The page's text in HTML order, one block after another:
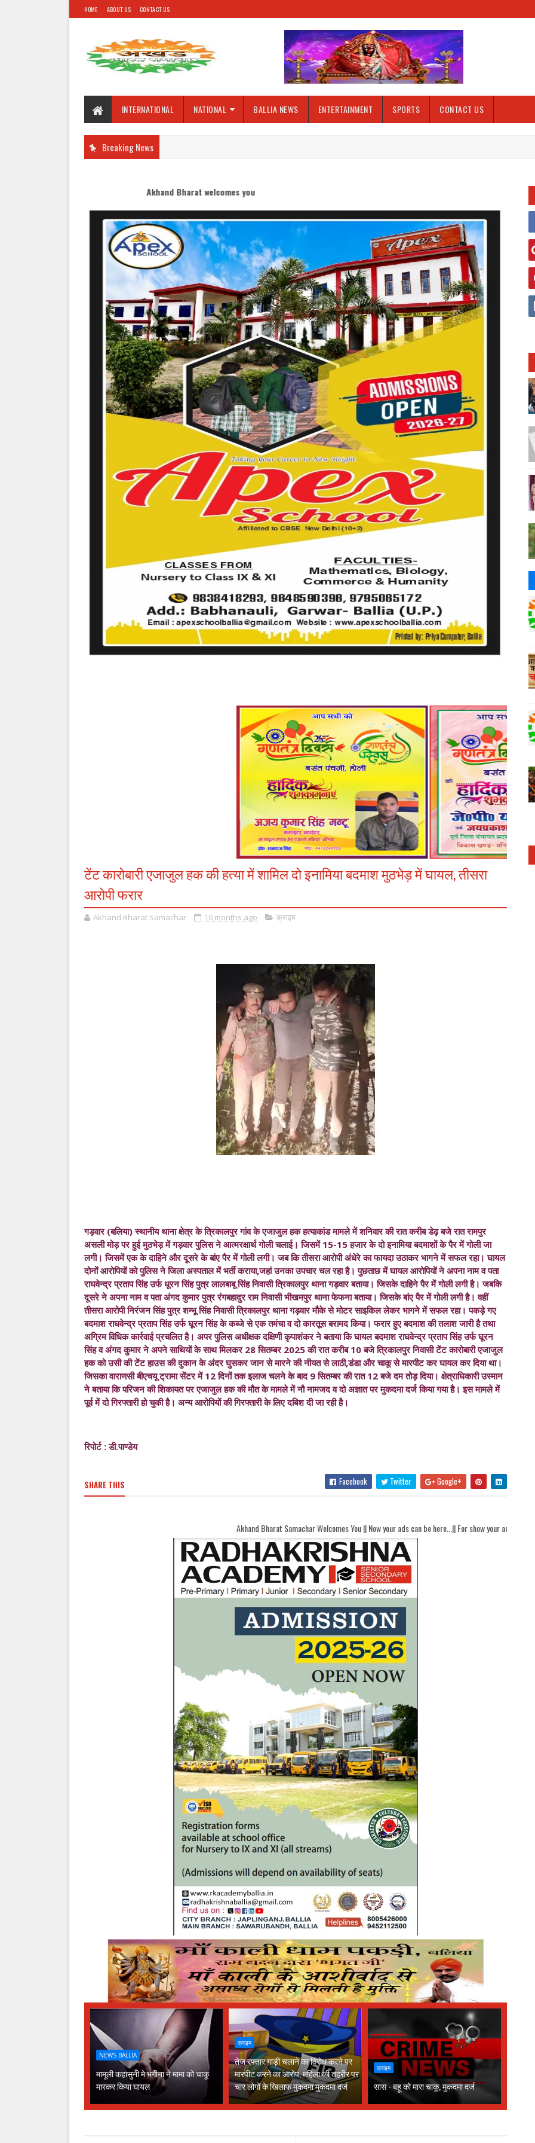
HOME ABOUT US CONTACT US
INTERNATIONAL NATIONAL BALLIA NEWS ENTERTAINMENT SPORTS CONTACT US
Breaking News
Akhand Bharat welcomes you
टेंट कारोबारी एजाजुल हक की हत्या में शामिल दो इनामिया बदमाश मुठभेड़ में घायल, तीसरा
आरोपी फरार
Akhand Bharat Samachar 10 months ago क्राइम
गड़वार (बलिया) स्थानीय थाना क्षेत्र के त्रिकालपुर गांव के एजाजुल हक हत्याकांड मामले में शनिवार की रात करीब डेढ़ बजे रात रामपुर
असली मोड़ पर हुई मुठभेड़ में गड़वार पुलिस ने आत्मरक्षार्थ गोली चलाई। जिसमें 15-15 हजार के दो इनामिया बदमाशों के पैर में गोली जा
लगी। जिसमें एक के दाहिने और दूसरे के बांए पैर में गोली लगी। जब कि तीसरा आरोपी अंधेरे का फायदा उठाकर भागने में सफल रहा। घायल
दोनों आरोपियों को पुलिस ने जिला अस्पताल में भर्ती कराया,जहां उनका उपचार चल रहा है। पुछताछ में घायल आरोपियों ने अपना नाम व पता
राघवेन्द्र प्रताप सिंह उर्फ धूरन सिंह पुत्र लालबाबू सिंह निवासी त्रिकालपुर थाना गड़वार बताया। जिसके दाहिने पैर में गोली लगी है। जबकि
दूसरे ने अपना नाम व पता अंगद कुमार पुत्र रंगबहादुर राम निवासी भीखमपुर थाना फेफना बताया। जिसके बांए पैर में गोली लगी है। वहीं
तीसरा आरोपी निरंजन सिंह पुत्र शम्भू सिंह निवासी त्रिकालपुर थाना गड़वार मौके से मोटर साइकिल लेकर भागने में सफल रहा। पकड़े गए
बदमाश राघवेन्द्र प्रताप सिंह उर्फ घूरन सिंह के कब्जे से एक तमंचा व दो कारतूस बरामद किया। फरार हुए बदमाश की तलाश जारी है तथा
अग्रिम विधिक कार्रवाई प्रचलित है। अपर पुलिस अधीक्षक दक्षिणी कृपाशंकर ने बताया कि घायल बदमाश राघवेन्द्र प्रताप सिंह उर्फ घूरन
सिंह व अंगद कुमार ने अपने साथियों के साथ मिलकर 28 सितम्बर 2025 की रात करीब 10 बजे त्रिकालपुर निवासी टेंट कारोबारी एजाजुल
हक को उसी की टेंट हाउस की दुकान के अंदर घुसकर जान से मारने की नीयत से लाठी,डंडा और चाकू से मारपीट कर घायल कर दिया था।
जिसका वाराणसी बीएचयू ट्रामा सेंटर में 12 दिनों तक इलाज चलने के बाद 9 सितम्बर की रात 12 बजे दम तोड़ दिया। क्षेत्राधिकारी उस्मान
ने बताया कि परिजन की शिकायत पर एजाजुल हक की मौत के मामले में नौ नामजद व दो अज्ञात पर मुकदमा दर्ज किया गया है। इस मामले में
पूर्व में दो गिरफ्तारी हो चुकी है। अन्य आरोपियों की गिरफ्तारी के लिए दबिश दी जा रही है।
रिपोर्ट : डी.पाण्डेय
SHARE THIS Facebook Twitter Google+
Akhand Bharat Samachar Welcomes You || Now your ads can be here...|| For show your ads here contact
NEWS BALLIA
मामूली कहासुनी मे भगीना ने मामा को चाकू
मारकर किया घायल
क्राइम
तेज रफ्तार गाड़ी चलाने का विरोध करने पर
मारपीट करने का आरोप, महिला की तहरीर पर
चार लोगों के खिलाफ मुकदमा मुकदमा दर्ज
क्राइम
सास - बहू को मारा चाकू, मुकदमा दर्ज